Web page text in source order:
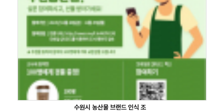
수원시 농산물 브랜드 인식 조